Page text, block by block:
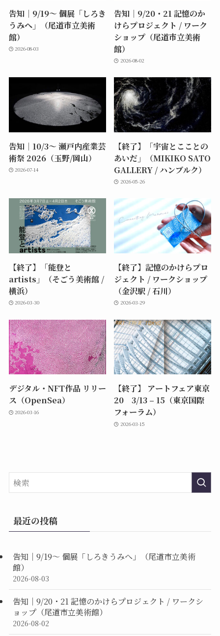
告知｜9/19〜 個展「しろき
うみへ」（尾道市立美術
館）
2026-08-03
告知｜9/20・21 記憶のか
けらプロジェクト / ワーク
ショップ（尾道市立美術
館）
2026-08-02
告知｜10/3〜 瀬戸内産業芸
術祭 2026（玉野/岡山）
2026-07-14
【終了】「宇宙とこことの
あいだ」（MIKIKO SATO
GALLERY / ハンブルク）
2026-05-26
【終了】「能登と
artists」（そごう美術館 /
横浜）
2026-03-30
【終了】記憶のかけらプロ
ジェクト / ワークショップ
（金沢駅 / 石川）
2026-03-29
デジタル・NFT作品 リリー
ス（OpenSea）
2026-03-16
【終了】 アートフェア東京
20 3/13 – 15（東京国際
フォーラム）
2026-03-15
最近の投稿
告知｜9/19〜 個展「しろきうみへ」（尾道市立美術
館）
2026-08-03
告知｜9/20・21 記憶のかけらプロジェクト / ワークシ
ョップ（尾道市立美術館）
2026-08-02